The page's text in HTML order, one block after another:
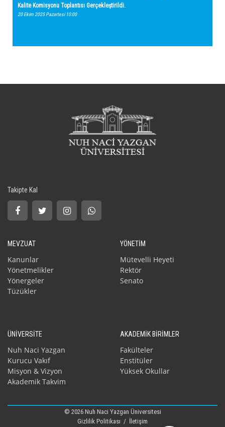
Kalite Komisyonu Toplantısı Gerçekleştirildi.
20 Ekim 2025 Pazartesi 10:00
Takipte Kal
MEVZUAT
Kanunlar
Yönetmelikler
Yönergeler
Tüzükler
YÖNETİM
Mütevelli Heyeti
Rektör
Senato
ÜNİVERSİTE
Nuh Naci Yazgan
Kurucu Vakıf
Misyon & Vizyon
Akademik Takvim
AKADEMİK BİRİMLER
Fakülteler
Enstitüler
Yüksek Okullar
© 2026 Nuh Naci Yazgan Üniversitesi
Gizlilik Politikası / İletişim